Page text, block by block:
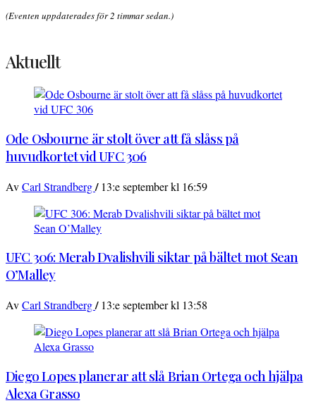
(Eventen uppdaterades för 2 timmar sedan.)
Aktuellt
Ode Osbourne är stolt över att få slåss på
huvudkortet vid UFC 306
AvCarl Strandberg/ 13:e september kl 16:59
UFC 306: Merab Dvalishvili siktar på bältet mot Sean
O’Malley
AvCarl Strandberg/ 13:e september kl 13:58
Diego Lopes planerar att slå Brian Ortega och hjälpa
Alexa Grasso